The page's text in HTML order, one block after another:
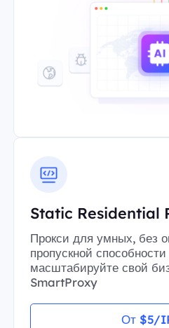
Static Residential
Прокси для умных, без
пропускной
масштабируйте свой
SmartProxy
От $5/